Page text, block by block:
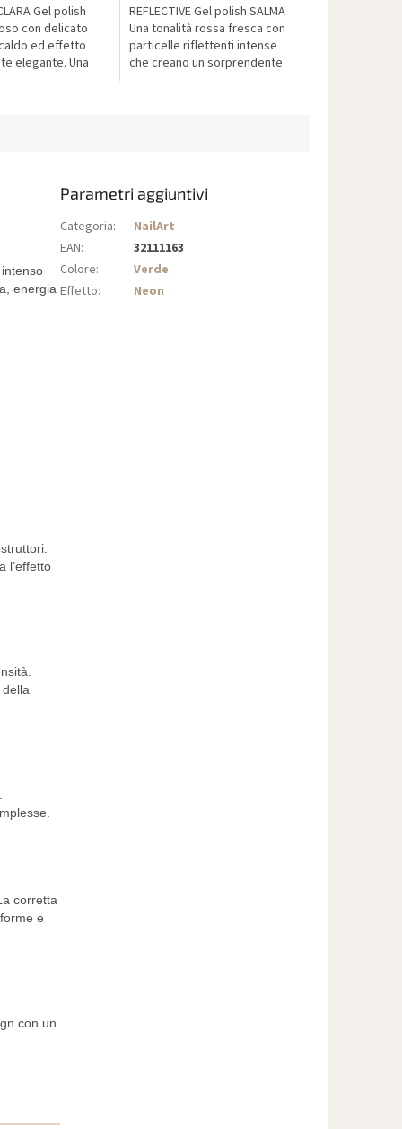
Gel polish
con delicato
ed effetto
elegante. Una
REFLECTIVE Gel polish SALMA
Una tonalità rossa fresca con
particelle riflettenti intense
che creano un sorprendente
energia
l’effetto
corretta
e
con un
Parametri aggiuntivi
Categoria:
NailArt
EAN:
32111163
Colore:
Verde
Effetto: Neon